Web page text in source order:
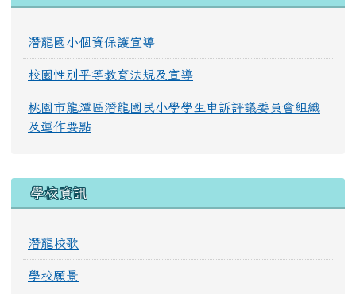
潛龍國小個資保護宣導
校園性別平等教育法規及宣導
桃園市龍潭區潛龍國民小學學生申訴評議委員會組織
及運作要點
學校資訊
潛龍校歌
學校願景